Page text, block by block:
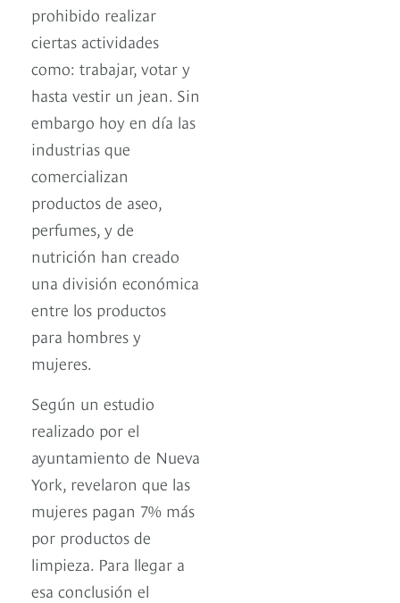
prohibido realizar
ciertas actividades
como: trabajar, votar y
hasta vestir un jean. Sin
embargo hoy en día las
industrias que
comercializan
productos de aseo,
perfumes, y de
nutrición han creado
una división económica
entre los productos
para hombres y
mujeres.
Según un estudio
realizado por el
ayuntamiento de Nueva
York, revelaron que las
mujeres pagan 7% más
por productos de
limpieza. Para llegar a
esa conclusión el